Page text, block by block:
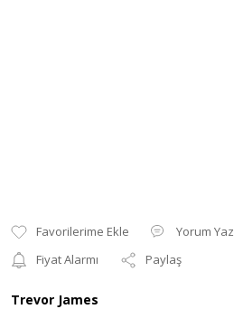
Yorum Yaz
Fiyat Alarmı
Paylaş
Trevor James